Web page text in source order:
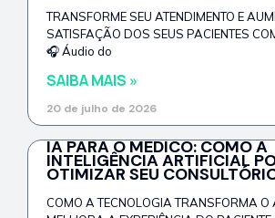
TRANSFORME SEU ATENDIMENTO E
SATISFAÇÃO DOS SEUS PACIENTES
🎧 Áudio do
SAIBA MAIS »
20 de julho de 2026
IA PARA O MÉDICO: COMO A
INTELIGÊNCIA ARTIFICIAL
OTIMIZAR SEU
COMO A TECNOLOGIA TRANSFORMA O